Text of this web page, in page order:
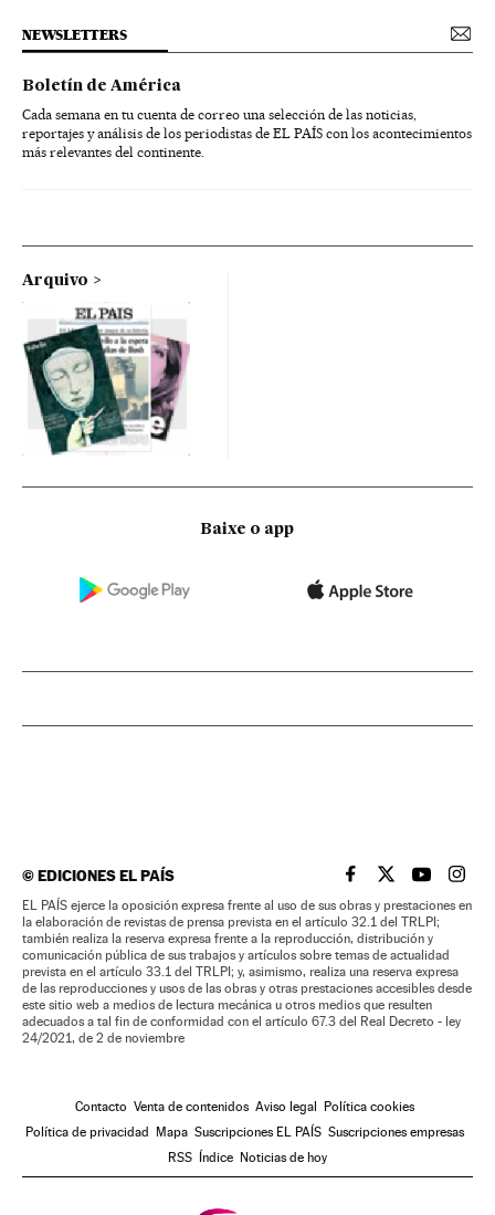
NEWSLETTERS
Boletín de América
Cada semana en tu cuenta de correo una selección de las noticias,
reportajes y análisis de los periodistas de EL PAÍS con los acontecimientos
más relevantes del continente.
Arquivo
Baixe o app
©EDICIONES EL PAÍS EL PAÍS BRASIL EN
EL PAÍSEL PAÍS
EL
EL PAÍS ejerce la oposición expresa frente al uso de sus obras y prestaciones en
la elaboración de revistas de prensa prevista en el artículo 32.1 del TRLPI;
también realiza la reserva expresa frente a la reproducción, distribución y
comunicación pública de sus trabajos y artículos sobre temas de actualidad
prevista en el artículo 33.1 del TRLPI; y, asimismo, realiza una reserva expresa
de las reproducciones y usos de las obras y otras prestaciones accesibles desde
este sitio web a medios de lectura mecánica u otros medios que resulten
adecuados a tal fin de conformidad con el artículo 67.3 del Real Decreto - ley
24/2021, de 2 de noviembre
Contacto Venta de contenidos Aviso legal
Política cookies
Política de privacidad
Mapa Suscripciones EL PAÍS Suscripciones empresas
RSS
Índice Noticias de hoy